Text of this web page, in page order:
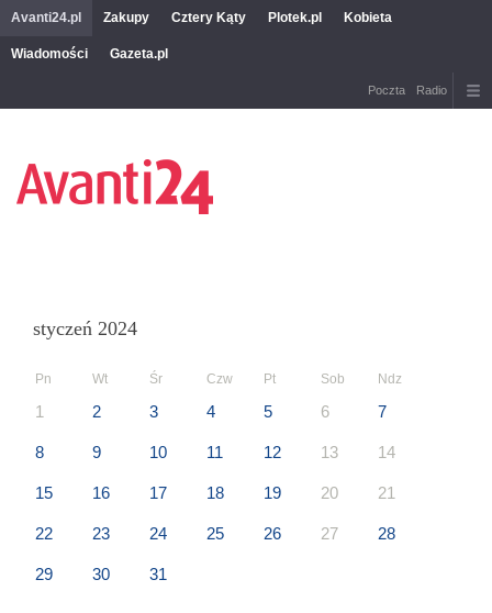
Avanti24.pl Zakupy Cztery Kąty Plotek.pl Kobieta
Wiadomości Gazeta.pl
Poczta Radio
styczeń 2024
Pn Wt Śr Czw Pt Sob Ndz
1 2 3 4 5 6 7
8 9 10 11 12 13 14
15 16 17 18 19 20 21
22 23 24 25 26 27 28
29 30 31